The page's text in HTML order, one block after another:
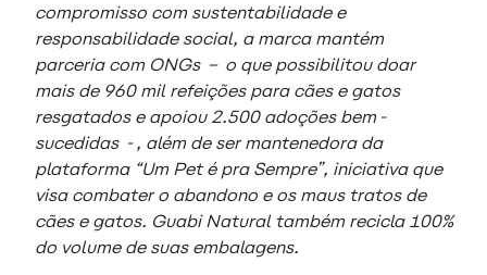
compromisso com sustentabilidade e
responsabilidade social, a marca mantém
parceria com ONGs – o que possibilitou doar
mais de 960 mil refeições para cães e gatos
resgatados e apoiou 2.500 adoções bem-
sucedidas -, além de ser mantenedora da
plataforma “Um Pet é pra Sempre”, iniciativa que
visa combater o abandono e os maus tratos de
cães e gatos. Guabi Natural também recicla 100%
do volume de suas embalagens.